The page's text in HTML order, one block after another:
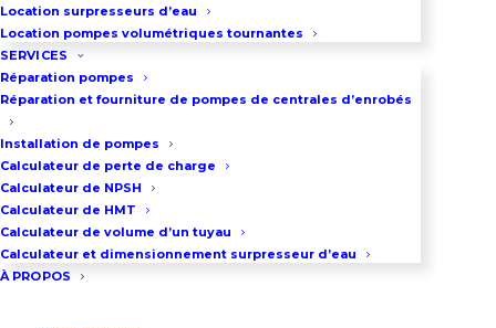
Location surpresseurs d’eau
Location pompes volumétriques tournantes
SERVICES
Réparation pompes
Réparation et fourniture de pompes de centrales d’enrobés
Installation de pompes
Calculateur de perte de charge
Calculateur de NPSH
Calculateur de HMT
Calculateur de volume d’un tuyau
Calculateur et dimensionnement surpresseur d’eau
À PROPOS
POMPES PNEUMATIQUES À
MEMBRANES